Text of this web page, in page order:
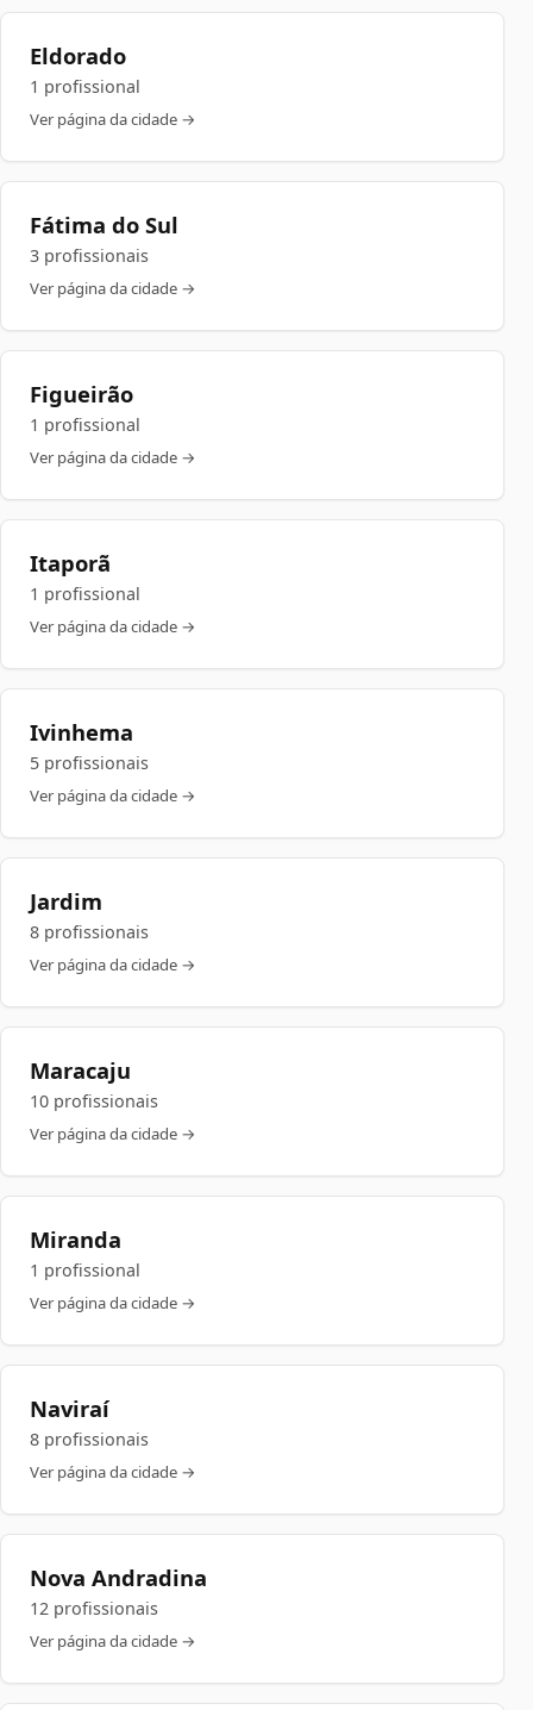
Eldorado
1 profissional
Ver página da cidade →
Fátima do Sul
3 profissionais
Ver página da cidade →
Figueirão
1 profissional
Ver página da cidade →
Itaporã
1 profissional
Ver página da cidade →
Ivinhema
5 profissionais
Ver página da cidade →
Jardim
8 profissionais
Ver página da cidade →
Maracaju
10 profissionais
Ver página da cidade →
Miranda
1 profissional
Ver página da cidade →
Naviraí
8 profissionais
Ver página da cidade →
Nova Andradina
12 profissionais
Ver página da cidade →